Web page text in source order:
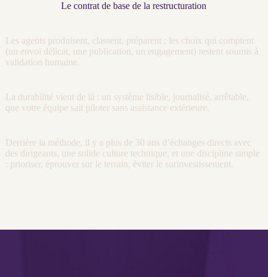
Le contrat de base de la restructuration
Les agents produisent, classent, préparent ; les choix qui comptent
(un envoi délicat, une publication, un engagement) restent soumis à
validation humaine.
La durabilité vient de là : un système lisible, journalisé, arrêtable,
que votre équipe sait pilotersans assistance extérieure.
Derrière la méthode, il y a plus de 30 ans d’échanges directs avec
des dirigeants, une solide culture technique, et une discipline simple
: prioriser, éprouver sur le terrain, éviter le surinvestissement.